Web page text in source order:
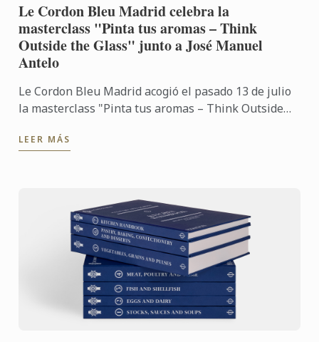
Le Cordon Bleu Madrid celebra la
masterclass "Pinta tus aromas – Think
Outside the Glass" junto a José Manuel
Antelo
Le Cordon Bleu Madrid acogió el pasado 13 de julio
la masterclass "Pinta tus aromas – Think Outside
experto en ...
LEER MÁS